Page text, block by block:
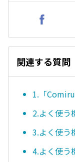
関連する質問
1.「
2.よく使う
3.よく使う
4.よく使う